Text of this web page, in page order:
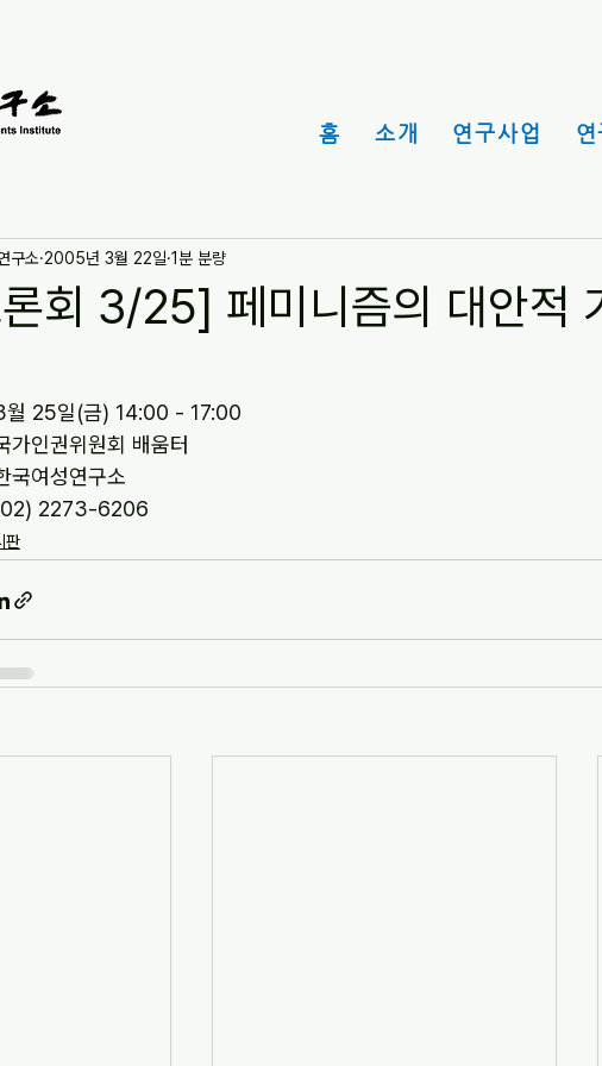
홈 소개 연구사업
회 3/25] 페미니즘의 대안적
구소 2005년 3월 22일 1분 분량
월 25일(금) 14:00 - 17:00
가인권위원회 배움터
국여성연구소
2273-6206
판